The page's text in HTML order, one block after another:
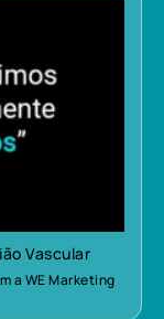
Vascular
a WE Marketing